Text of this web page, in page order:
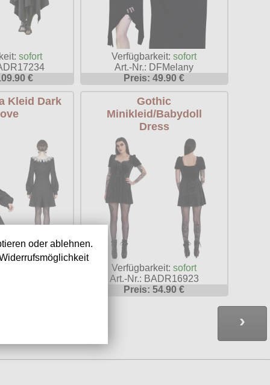
sofort
€
Verfügbarkeit:sofort
Art.-Nr.: DFMelany
Preis: 49.90 €
Kleid Dark
Gothic
Minikleid/Babydoll
Dress
Verfügbarkeit:sofort
Art.-Nr.: BADR16923
Preis: 54.90 €
›
oder ablehnen.